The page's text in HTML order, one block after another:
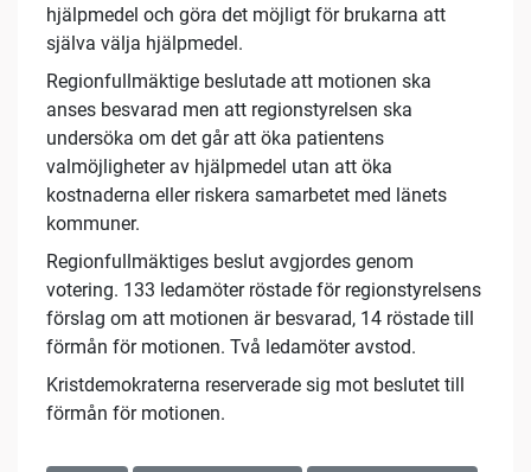
hjälpmedel och göra det möjligt för brukarna att
själva välja hjälpmedel.
Regionfullmäktige beslutade att motionen ska
anses besvarad men att regionstyrelsen ska
undersöka om det går att öka patientens
valmöjligheter av hjälpmedel utan att öka
kostnaderna eller riskera samarbetet med länets
kommuner.
Regionfullmäktiges beslut avgjordes genom
votering. 133 ledamöter röstade för regionstyrelsens
förslag om att motionen är besvarad, 14 röstade till
förmån för motionen. Två ledamöter avstod.
Kristdemokraterna reserverade sig mot beslutet till
förmån för motionen.